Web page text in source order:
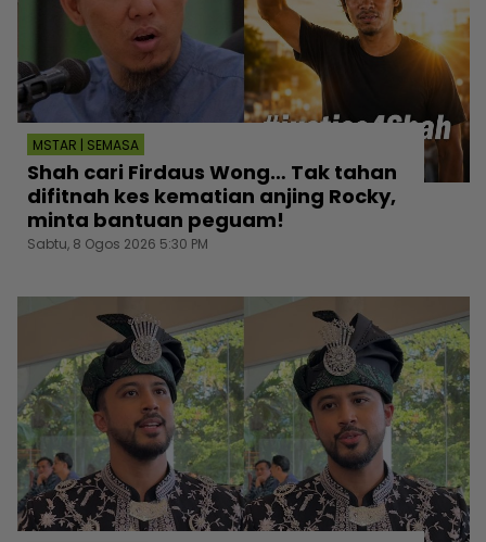
MSTAR | SEMASA
Shah cari Firdaus Wong… Tak tahan
difitnah kes kematian anjing Rocky,
minta bantuan peguam!
Sabtu, 8 Ogos 2026 5:30 PM